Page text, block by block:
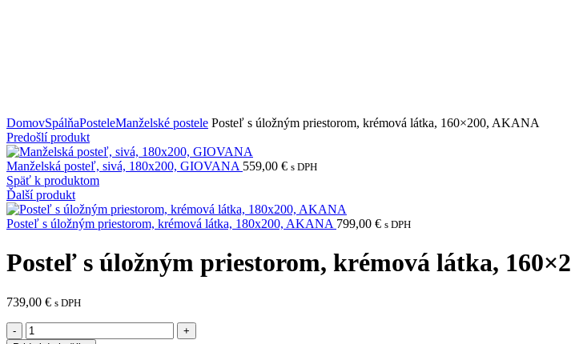
DomovSpálňaPosteleManželské postele Posteľ s úložným priestorom, krémová látka, 160×200, AKANA
Predošlí produkt
Manželská posteľ, sivá, 180x200, GIOVANA 559,00 € s DPH
Späť k produktom
Ďalší produkt
Posteľ s úložným priestorom, krémová látka, 180x200, AKANA 799,00 € s DPH
Posteľ s úložným priestorom, krémová látka,
739,00 € s DPH
množstvo